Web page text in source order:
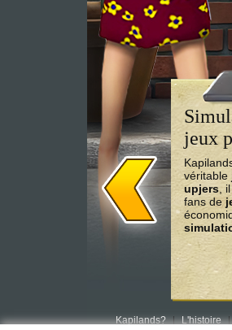
jeux
véritable
upjers,
fans de
Kapilands? L'histoire